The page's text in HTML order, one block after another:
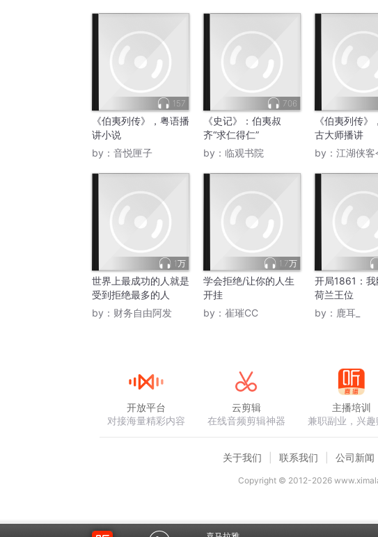
157
《伯夷列传》，粤语播
讲小说
by： 音悦匣子
706
《史记》：伯夷叔
齐“求仁得仁”
by： 临观书院
《伯夷列传》
古大师播讲
by： 江湖侠客
1万
世界上最成功的人就是
受到拒绝最多的人
by： 财务自由阿发
1.7万
学会拒绝/让你的人生
开挂
by： 崔璀CC
开局1861：我
荷兰王位
by： 鹿耳_
开放平台
对接海量精彩内容
云剪辑
在线音频剪辑神器
主播培训
兼职副业，兴趣
关于我们 联系我们 公司新闻
Copyright © 2012-2026